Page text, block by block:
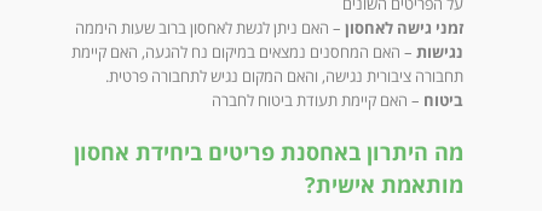
זמני גישה לאחסון – האם ניתן לגשת לאחסון ברוב שעות היממה
נגישות – האם המחסנים נמצאים במיקום נח להגעה, האם קיימת
תחבורה ציבורית נגישה, והאם המקום נגיש לתחבורה פרטית.
ביטוח – האם קיימת תעודת ביטוח לחברה
מה היתרון באחסנת פריטים ביחידת אחסון
מותאמת אישית?